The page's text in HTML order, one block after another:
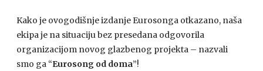
Kako je ovogodišnje izdanje Eurosonga otkazano, naša
ekipa je na situaciju bez presedana odgovorila
organizacijom novog glazbenog projekta – nazvali
smo ga “Eurosong od doma”!